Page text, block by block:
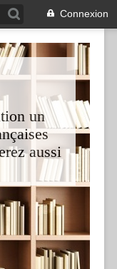
Connexion
un
aussi